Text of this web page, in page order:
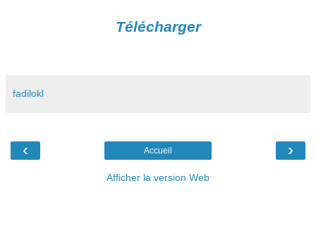
Télécharger
fadilokl
‹ ›
Accueil
Afficher la version Web